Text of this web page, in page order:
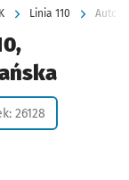
Linia 110
26128